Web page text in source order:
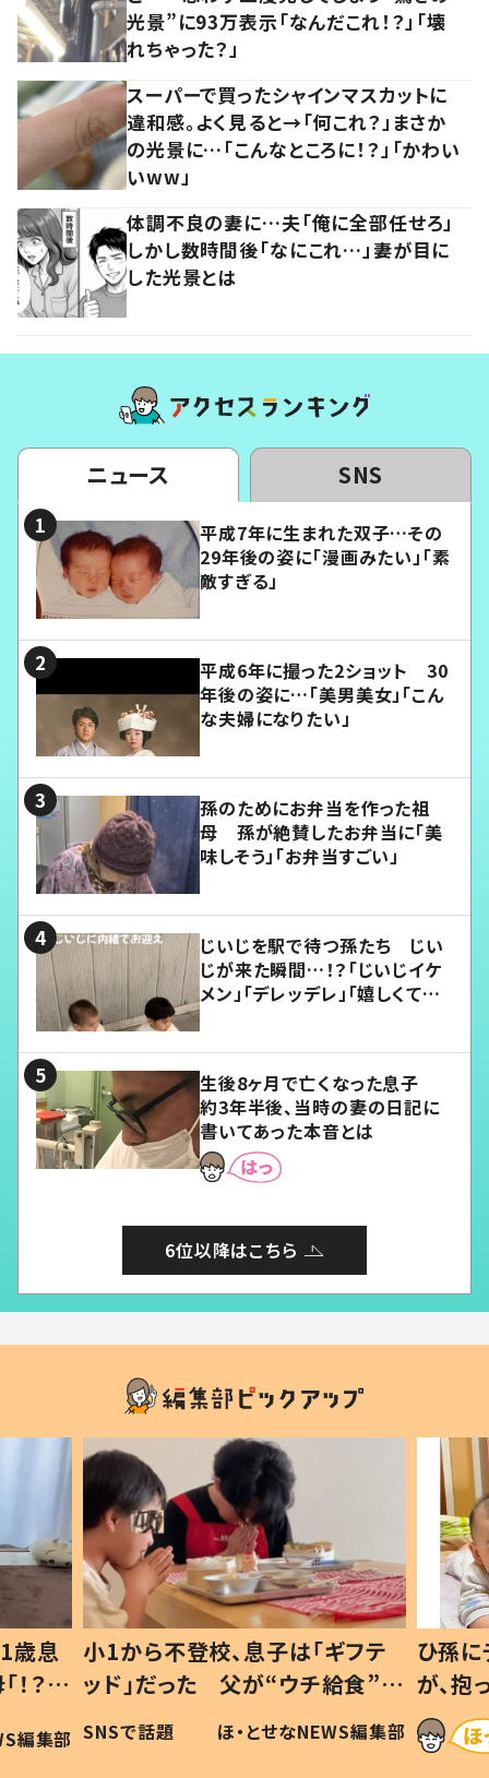
光景”に93万表示「なんだこれ！？」「壊
れちゃった？」
スーパーで買ったシャインマスカットに
違和感。よく見ると→「何これ？」まさか
の光景に…「こんなところに！？」「かわい
いww」
体調不良の妻に…夫「俺に全部任せろ」
しかし数時間後「なにこれ…」妻が目に
した光景とは
ニュース SNS
平成7年に生まれた双子…その
29年後の姿に「漫画みたい」「素
敵すぎる」
平成6年に撮った2ショット 30
年後の姿に…「美男美女」「こん
な夫婦になりたい」
孫のためにお弁当を作った祖
母 孫が絶賛したお弁当に「美
味しそう」「お弁当すごい」
じいじを駅で待つ孫たち じい
じが来た瞬間…！？「じいじイケ
メン」「デレッデレ」「嬉しくて可
生後8ヶ月で亡くなった息子
約3年半後、当時の妻の日記に
書いてあった本音とは
6位以降はこちら
歳息
？」
編集部
小1から不登校、息子は「ギフテ
ッド」だった 父が“ウチ給食”を
作り続ける理由とは #令和の親
#令和の子
SNSで話題 ほ・とせなNEWS編集部
ひ孫
が、
「涙が
い」